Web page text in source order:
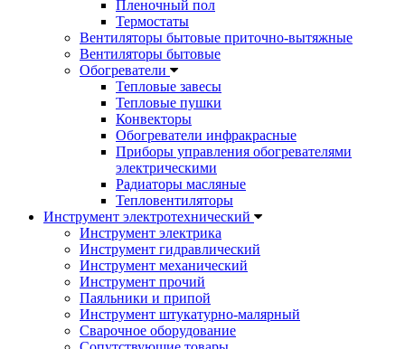
Пленочный пол
Термостаты
Вентиляторы бытовые приточно-вытяжные
Вентиляторы бытовые
Обогреватели
Тепловые завесы
Тепловые пушки
Конвекторы
Обогреватели инфракрасные
Приборы управления обогревателями
электрическими
Радиаторы масляные
Тепловентиляторы
Инструмент электротехнический
Инструмент электрика
Инструмент гидравлический
Инструмент механический
Инструмент прочий
Паяльники и припой
Инструмент штукатурно-малярный
Сварочное оборудование